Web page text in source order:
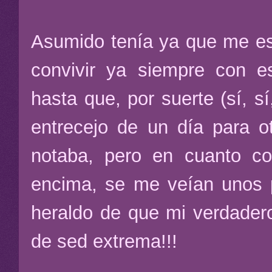
Asumido tenía ya que me
convivir ya siempre con
hasta que, por suerte (sí,
entrecejo de un día para
notaba, pero en cuanto
encima, se me veían unos
heraldo de que mi
de sed extrema!!!